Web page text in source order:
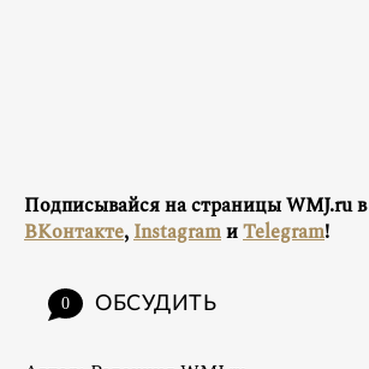
Подписывайся на страницы WMJ.ru в
ВКонтакте,InstagramиTelegram!
0 ОБСУДИТЬ